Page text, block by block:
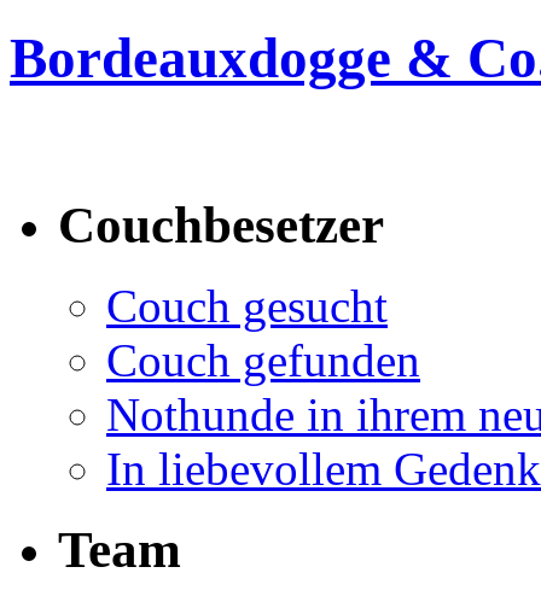
Bordeauxdogge &
Couchbesetzer
Couch gesucht
Couch gefunden
Nothunde in ihrem
In liebevollem
Team